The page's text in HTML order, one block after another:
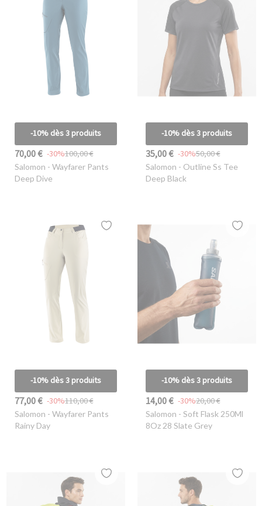
-10% dès 3 produits
70,00 € 100,00 €
-30%
Salomon - Wayfarer Pants
Deep Dive
-10% dès 3 produits
35,00 € 50,00 €
-30%
Salomon - Outline Ss Tee
Deep Black
-10% dès 3 produits
77,00 € 110,00 €
-30%
Salomon - Wayfarer Pants
Rainy Day
-10% dès 3 produits
14,00 € 20,00 €
-30%
Salomon - Soft Flask 250Ml
8Oz 28 Slate Grey